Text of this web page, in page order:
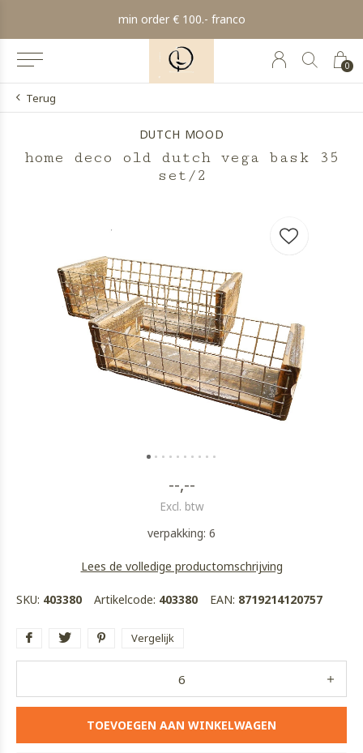
0
min order € 100.- franco
Terug
DUTCH MOOD
home deco old dutch vega bask 35
set/2
--,--
Excl. btw
verpakking: 6
Lees de volledige productomschrijving
SKU: 403380 Artikelcode: 403380 EAN: 8719214120757
Vergelijk
TOEVOEGEN AAN WINKELWAGEN